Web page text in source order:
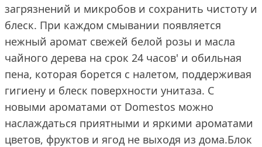
загрязнений и микробов и сохранить чистоту и
блеск. При каждом смывании появляется
нежный аромат свежей белой розы и масла
чайного дерева на срок 24 часов' и обильная
пена, которая борется с налетом, поддерживая
гигиену и блеск поверхности унитаза. С
новыми ароматами от Domestos можно
наслаждаться приятными и яркими ароматами
цветов, фруктов и ягод не выходя из дома.Блок